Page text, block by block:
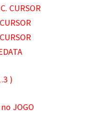
CURSOR
)
JOGO